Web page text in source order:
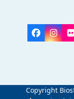
Facebook
Copyright